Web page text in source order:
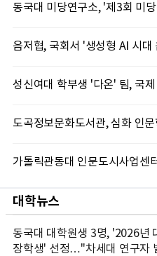
도곡정보문화도서관, 심화 인
대학뉴스
동국대 대학원생 3명, '2026년
장학생' 선정…"차세대 연구자